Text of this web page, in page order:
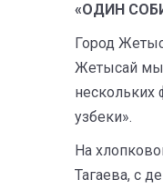
«ОДИН
Город
Жетысай мы
нескольких
узбеки».
На
Тагаева, с